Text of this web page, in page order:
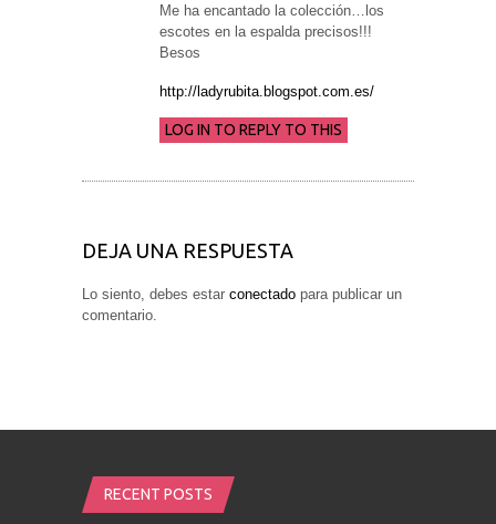
Me ha encantado la colección…los
escotes en la espalda precisos!!!
Besos
http://ladyrubita.blogspot.com.es/
LOG IN TO REPLY TO THIS
DEJA UNA RESPUESTA
Lo siento, debes estar conectado para publicar un
comentario.
RECENT POSTS